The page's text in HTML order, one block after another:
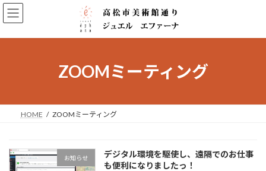
コ
ン
ン
ナ
ビ
ー
ZOOMミーティング
HOME ZOOMミーティング
お知らせ
デジタル環境を駆使し、遠隔でのお仕事
も便利になりましたっ！